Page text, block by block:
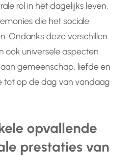
rol in het dagelijks leven,
die het sociale
Ondanks deze verschillen
ook universele aspecten
gemeenschap, liefde en
tot op de dag van vandaag
opvallende
prestaties van